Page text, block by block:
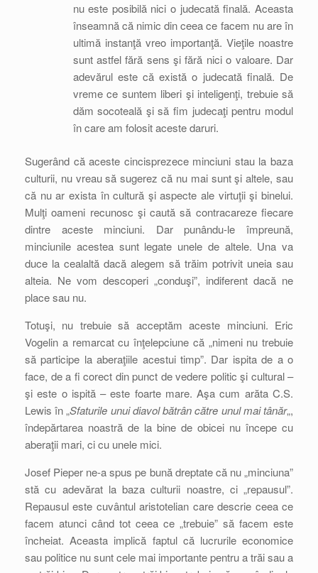
nu este posibilă nici o judecată finală. Aceasta
înseamnă că nimic din ceea ce facem nu are în
ultimă instanţă vreo importanţă. Vieţile noastre
sunt astfel fără sens şi fără nici o valoare. Dar
adevărul este că există o judecată finală. De
vreme ce suntem liberi şi inteligenţi, trebuie să
dăm socoteală şi să fim judecaţi pentru modul
în care am folosit aceste daruri.
Sugerând că aceste cincisprezece minciuni stau la baza
culturii, nu vreau să sugerez că nu mai sunt şi altele, sau
că nu ar exista în cultură şi aspecte ale virtuţii şi binelui.
Mulţi oameni recunosc şi caută să contracareze fiecare
dintre aceste minciuni. Dar punându-le împreună,
minciunile acestea sunt legate unele de altele. Una va
duce la cealaltă dacă alegem să trăim potrivit uneia sau
alteia. Ne vom descoperi „conduşi”, indiferent dacă ne
place sau nu.
Totuşi, nu trebuie să acceptăm aceste minciuni. Eric
Vogelin a remarcat cu înţelepciune că „nimeni nu trebuie
să participe la aberaţiile acestui timp”. Dar ispita de a o
face, de a fi corect din punct de vedere politic şi cultural –
şi este o ispită – este foarte mare. Aşa cum arăta C.S.
Lewis în „Sfaturile unui diavol bătrân către unul mai tânăr„,
îndepărtarea noastră de la bine de obicei nu începe cu
aberaţii mari, ci cu unele mici.
Josef Pieper ne-a spus pe bună dreptate că nu „minciuna”
stă cu adevărat la baza culturii noastre, ci „repausul”.
Repausul este cuvântul aristotelian care descrie ceea ce
facem atunci când tot ceea ce „trebuie” să facem este
încheiat. Aceasta implică faptul că lucrurile economice
sau politice nu sunt cele mai importante pentru a trăi sau a